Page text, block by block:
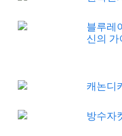
블루레
신의 가
캐논디
방수자